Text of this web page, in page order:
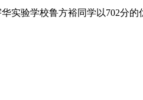
实验学校鲁方裕同学以702分